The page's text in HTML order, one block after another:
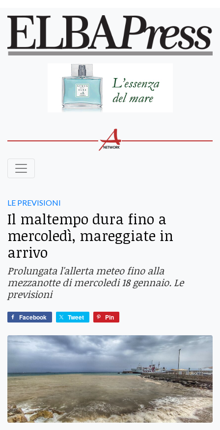
LE PREVISIONI
Il maltempo dura fino a
mercoledì, mareggiate in
arrivo
Prolungata l'allerta meteo fino alla
mezzanotte di mercoledi 18 gennaio. Le
previsioni
Facebook Tweet Pin